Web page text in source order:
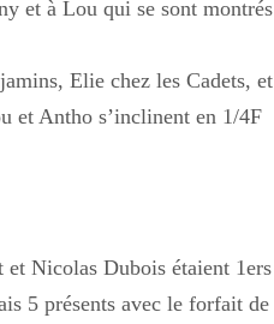
et à Lou qui se sont montrés
Elie chez les Cadets, et
et Antho s’inclinent en 1/4F
Nicolas Dubois étaient 1ers
5 présents avec le forfait de